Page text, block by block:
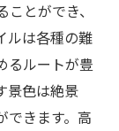
とができ、
ルは各種の難
るルートが豊
景色は絶景
できます。高